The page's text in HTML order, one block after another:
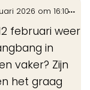
2026 om 16:10
februari weer
in
vaker? Zijn
het graag
...